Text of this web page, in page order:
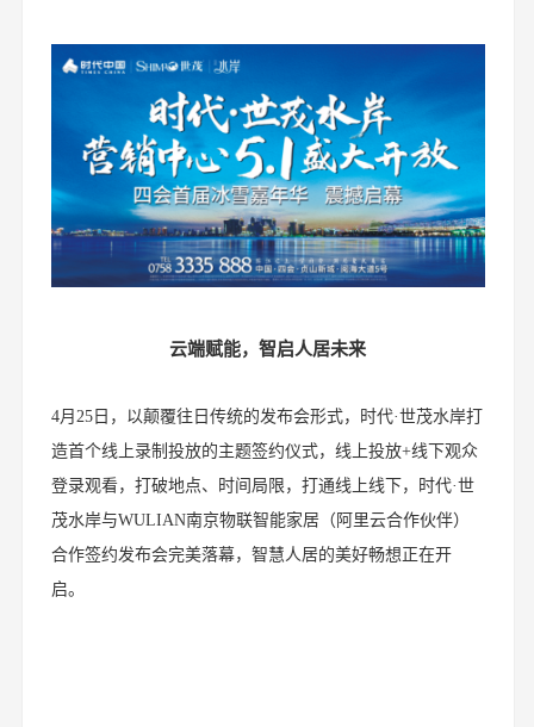
云端赋能，智启人居未来
4月25日，以颠覆往日传统的发布会形式，时代·世茂水岸打
造首个线上录制投放的主题签约仪式，线上投放+线下观众
登录观看，打破地点、时间局限，打通线上线下，时代·世
茂水岸与WULIAN南京物联智能家居（阿里云合作伙伴）
合作签约发布会完美落幕，智慧人居的美好畅想正在开
启。